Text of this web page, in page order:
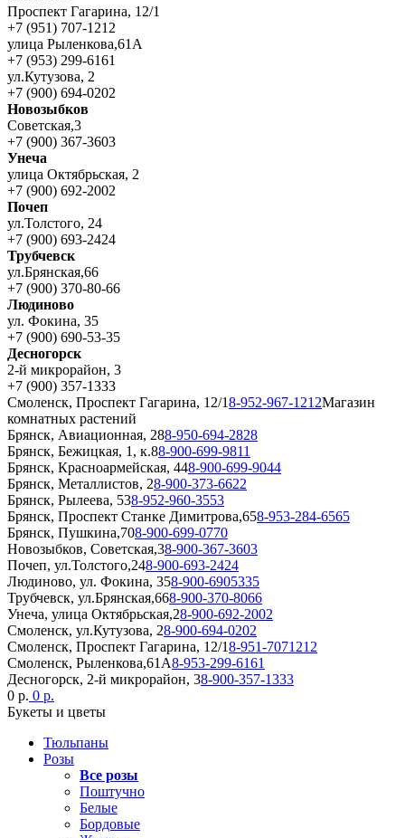
Проспект Гагарина, 12/1
+7 (951) 707-1212
улица Рыленкова,61А
+7 (953) 299-6161
ул.Кутузова, 2
+7 (900) 694-0202
Новозыбков
Советская,3
+7 (900) 367-3603
Унеча
улица Октябрьская, 2
+7 (900) 692-2002
Почеп
ул.Толстого, 24
+7 (900) 693-2424
Трубчевск
ул.Брянская,66
+7 (900) 370-80-66
Людиново
ул. Фокина, 35
+7 (900) 690-53-35
Десногорск
2-й микрорайон, 3
+7 (900) 357-1333
Смоленск, Проспект Гагарина, 12/18-952-967-1212Магазин
комнатных растений
Брянск, Авиационная, 288-950-694-2828
Брянск, Бежицкая, 1, к.88-900-699-9811
Брянск, Красноармейская, 448-900-699-9044
Брянск, Металлистов, 28-900-373-6622
Брянск, Рылеева, 538-952-960-3553
Брянск, Проспект Станке Димитрова,658-953-284-6565
Брянск, Пушкина,708-900-699-0770
Новозыбков, Советская,38-900-367-3603
Почеп, ул.Толстого,248-900-693-2424
Людиново, ул. Фокина, 358-900-6905335
Трубчевск, ул.Брянская,668-900-370-8066
Унеча, улица Октябрьская,28-900-692-2002
Смоленск, ул.Кутузова, 28-900-694-0202
Смоленск, Проспект Гагарина, 12/18-951-7071212
Смоленск, Рыленкова,61А8-953-299-6161
Десногорск, 2-й микрорайон, 38-900-357-1333
0 р. 0 р.
Букеты и цветы
Тюльпаны
Розы
Все розы
Поштучно
Белые
Бордовые